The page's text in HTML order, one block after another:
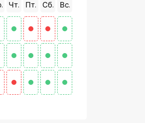
Чт. Пт. Сб. Вс.